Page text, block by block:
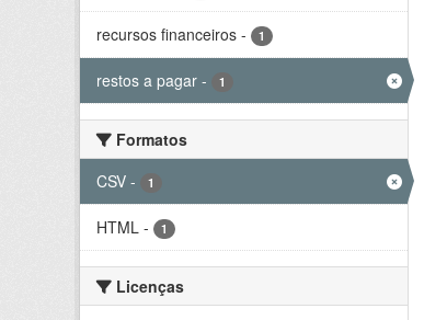
recursos financeiros - 1
restos a pagar - 1
Formatos
CSV - 1
HTML - 1
Licenças